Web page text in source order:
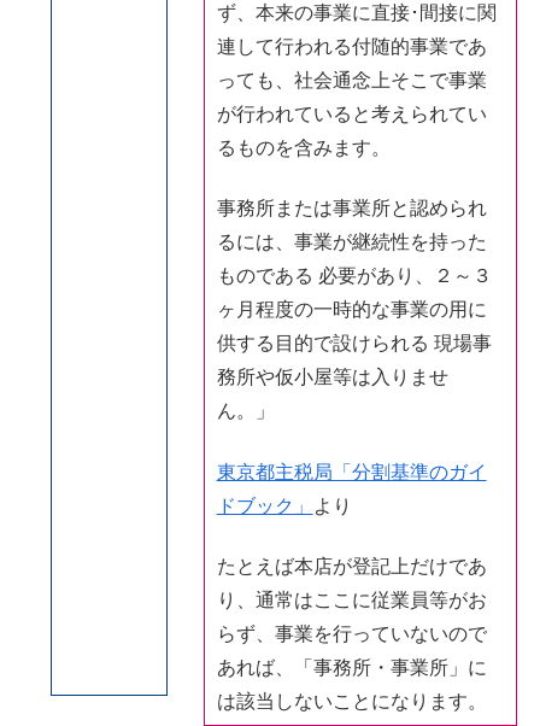
ず、本来の事業に直接･間接に関
連して行われる付随的事業であ
っても、社会通念上そこで事業
が行われていると考えられてい
るものを含みます。
事務所または事業所と認められ
るには、事業が継続性を持った
ものである 必要があり、２～３
ヶ月程度の一時的な事業の用に
供する目的で設けられる 現場事
務所や仮小屋等は入りませ
ん。」
東京都主税局「分割基準のガイ
ドブック」
より
たとえば本店が登記上だけであ
り、通常はここに従業員等がお
らず、事業を行っていないので
あれば、「事務所・事業所」に
は該当しないことになります。